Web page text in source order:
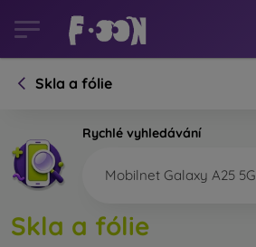
Skla a fólie
Rychlé vyhledávání
Mobilnet Galaxy A25 5G
Skla a fólie